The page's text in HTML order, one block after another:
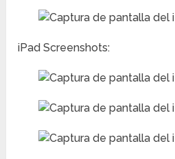
iPad Screenshots: